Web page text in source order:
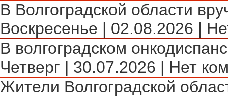
В Волгоградской области
Воскресенье | 02.08.2026 |
В волгоградском
Четверг | 30.07.2026 | Нет
Жители Волгоградской